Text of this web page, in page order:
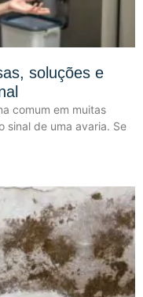
soluções e
comum em muitas
sinal de uma avaria. Se